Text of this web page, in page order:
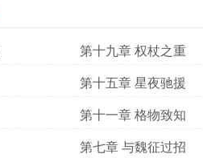
第十九章 权杖之重
第十五章 星夜驰援
第十一章 格物致知
第七章 与魏征过招